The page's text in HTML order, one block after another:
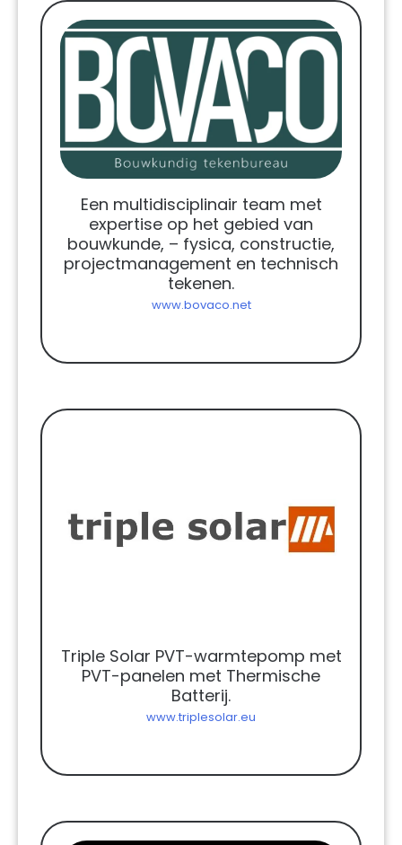
Een multidisciplinair team met
expertise op het gebied van
bouwkunde, – fysica, constructie,
projectmanagement en technisch
tekenen.
www.bovaco.net
Triple Solar PVT-warmtepomp met
PVT-panelen met Thermische
Batterij.
www.triplesolar.eu